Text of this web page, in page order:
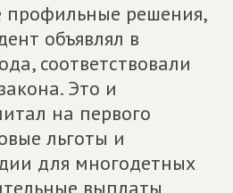
профильные решения,
объявлял в
соответствовали
Это и
на первого
льготы и
для многодетных
выплаты